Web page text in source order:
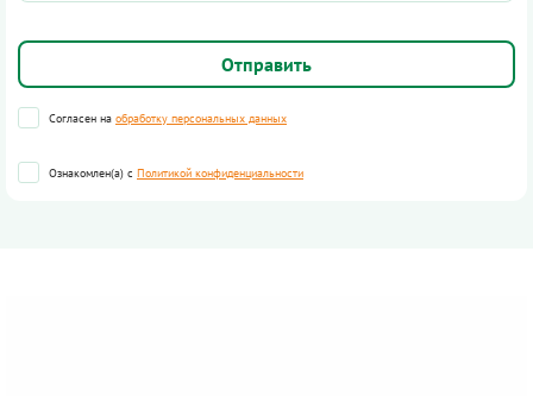
Согласен на обработку персональных данных
Ознакомлен(а) с Политикой конфиденциальности